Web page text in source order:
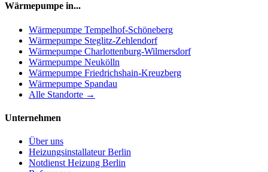
Wärmepumpe in...
Wärmepumpe Tempelhof-Schöneberg
Wärmepumpe Steglitz-Zehlendorf
Wärmepumpe Charlottenburg-Wilmersdorf
Wärmepumpe Neukölln
Wärmepumpe Friedrichshain-Kreuzberg
Wärmepumpe Spandau
Alle Standorte →
Unternehmen
Über uns
Heizungsinstallateur Berlin
Notdienst Heizung Berlin